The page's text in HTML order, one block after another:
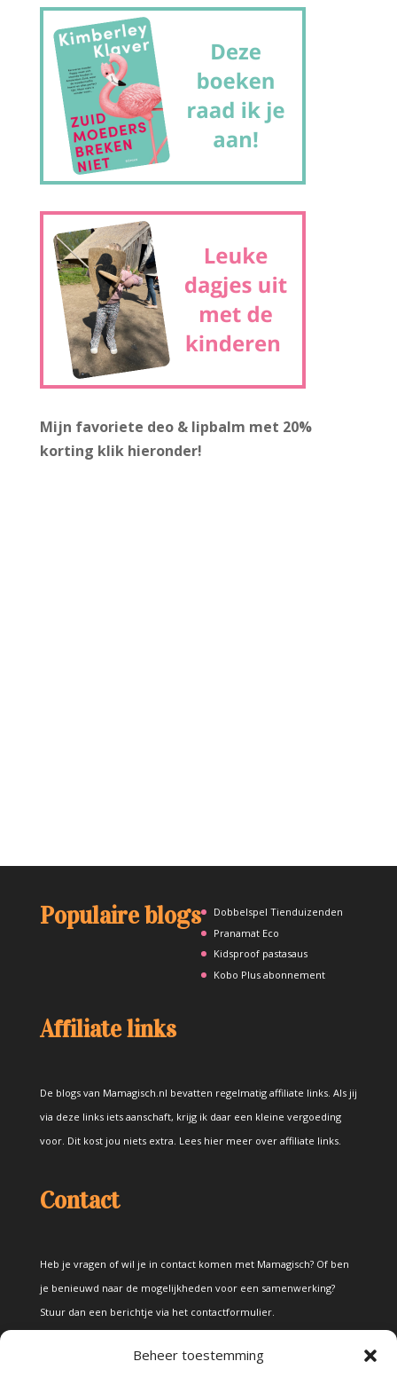
Beheer toestemming
Mijn favoriete deo & lipbalm met 20%
korting klik hieronder!
Populaire blogs
Dobbelspel Tienduizenden
Pranamat Eco
Kidsproof pastasaus
Kobo Plus abonnement
Affiliate links
De blogs van Mamagisch.nl bevatten regelmatig affiliate links. Als jij
via deze links iets aanschaft, krijg ik daar een kleine vergoeding
voor. Dit kost jou niets extra. Lees hier meer over affiliate links.
Contact
Heb je vragen of wil je in contact komen met Mamagisch? Of ben
je benieuwd naar de mogelijkheden voor een samenwerking?
Stuur dan een berichtje via het contactformulier.